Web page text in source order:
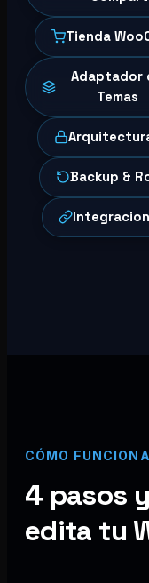
Tienda
Adaptador
Temas
Backup &
CÓMO FUNCIONA
4 pasos
edita tu